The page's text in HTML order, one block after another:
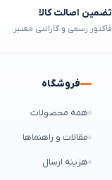
تضمین اصالت کالا
فاکتور رسمی و گارانتی معتبر
فروشگاه
همه محصولات
مقالات و راهنماها
هزینه ارسال